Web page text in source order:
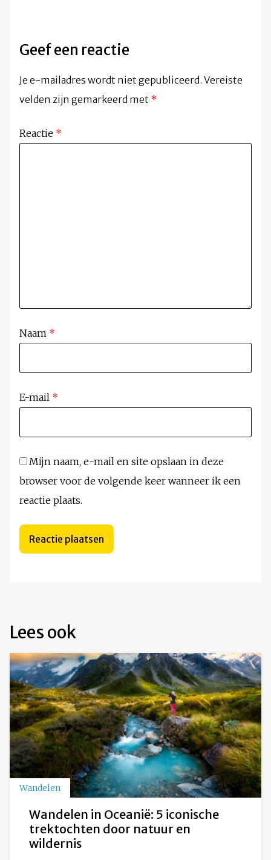
Geef een reactie
Je e-mailadres wordt niet gepubliceerd. Vereiste
velden zijn gemarkeerd met *
Reactie *
Naam *
E-mail *
Mijn naam, e-mail en site opslaan in deze
browser voor de volgende keer wanneer ik een
reactie plaats.
Lees ook
Wandelen
Wandelen in Oceanië: 5 iconische
trektochten door natuur en
wildernis